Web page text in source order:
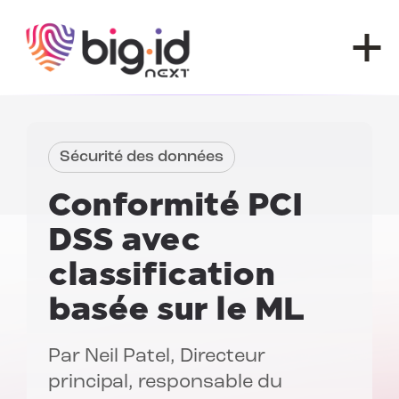
Sécurité des données
Conformité PCI
DSS avec
classification
basée sur le ML
Par Neil Patel, Directeur
principal, responsable du